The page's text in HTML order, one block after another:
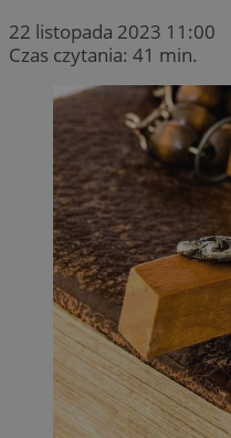
22 listopada 2023 11:00
Czas czytania: 41 min.